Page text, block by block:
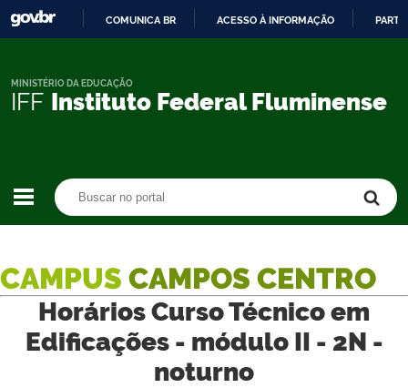
CONTEÚDO
COMUNICA BR ACESSO À INFORMAÇÃO
IFF Instituto Federal Fluminense
MINISTÉRIO DA EDUCAÇÃO
CAMPUS CAMPOS CENTRO
Horários Curso Técnico em
Edificações - módulo II - 2N -
noturno